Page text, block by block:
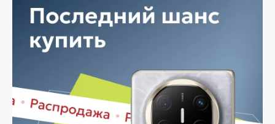
быстро — независимо от объема, с возможностью
выполнить бесплатную доставку.
Планируете покупку в рассрочку? У нас есть такая
услуга. Мы предлагаем удобные условия оплаты,
выберите нужную позицию, добавьте в корзину и
оформите заявку — купить мышь в Железногорске вы
сможете в кратчайшие сроки.
Ассортимент мышей в магазине